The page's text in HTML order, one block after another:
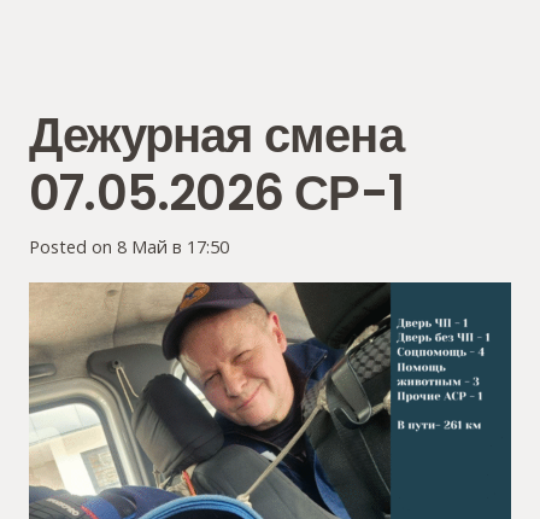
Дежурная смена
07.05.2026 СР-1
Posted on 8 Май в 17:50